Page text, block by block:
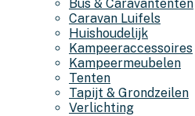
Bus & Caravantenten
Caravan Luifels
Huishoudelijk
Kampeeraccessoires
Kampeermeubelen
Tenten
Tapijt & Grondzeilen
Verlichting